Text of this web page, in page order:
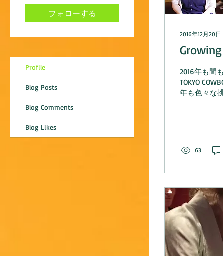
2016年12月20日
2016年も間もなく終わり
TOKYO COWBOYSもあ
年も色々な挑戦をしまし
63
フォローする
Profile
Blog Posts
Blog Comments
Blog Likes